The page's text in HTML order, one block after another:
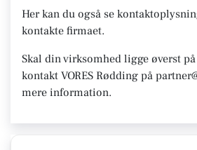
Her kan du også se
kontakte firmaet.
Skal din virksomhed ligge øverst
kontakt VORES Rødding på
mere information.